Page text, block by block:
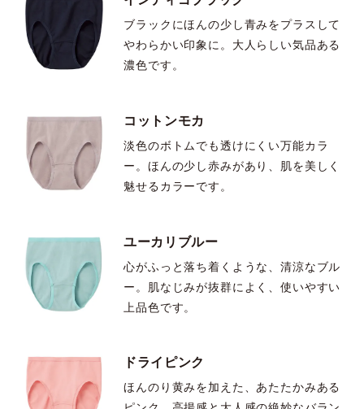
ブラックにほんの少し青みをプラスして
やわらかい印象に。大人らしい気品ある
濃色です。
コットンモカ
淡色のボトムでも透けにくい万能カラ
ー。ほんの少し赤みがあり、肌を美しく
魅せるカラーです。
ユーカリブルー
心がふっと落ち着くような、清涼なブル
ー。肌なじみが抜群によく、使いやすい
上品色です。
ドライピンク
ほんのり黄みを加えた、あたたかみある